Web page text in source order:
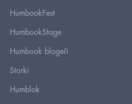
HumbookFest
HumbookStage
Humbook blogeři
Storki
Humblok